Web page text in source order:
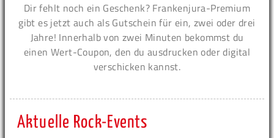
Dir fehlt noch ein Geschenk? Frankenjura-Premium
gibt es jetzt auch als Gutschein für ein, zwei oder drei
Jahre! Innerhalb von zwei Minuten bekommst du
einen Wert-Coupon, den du ausdrucken oder digital
verschicken kannst.
Aktuelle Rock-Events